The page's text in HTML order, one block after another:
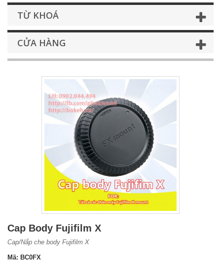
TỪ KHOÁ
CỬA HÀNG
Cap Body Fujifilm X
Cap/Nắp che body Fujifilm X
Mã: BC0FX